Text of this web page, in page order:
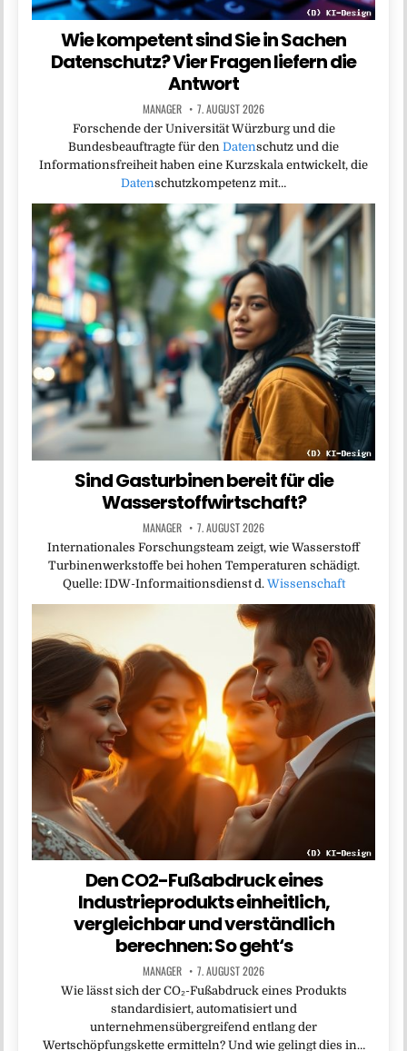
Wie kompetent sind Sie in Sachen
Datenschutz? Vier Fragen liefern die
Antwort
MANAGER 7. AUGUST 2026
Forschende der Universität Würzburg und die
Bundesbeauftragte für den Datenschutz und die
Informationsfreiheit haben eine Kurzskala entwickelt, die
Datenschutzkompetenz mit…
Sind Gasturbinen bereit für die
Wasserstoffwirtschaft?
MANAGER 7. AUGUST 2026
Internationales Forschungsteam zeigt, wie Wasserstoff
Turbinenwerkstoffe bei hohen Temperaturen schädigt.
Quelle: IDW-Informaitionsdienst d. Wissenschaft
Den CO2-Fußabdruck eines
Industrieprodukts einheitlich,
vergleichbar und verständlich
berechnen: So geht‘s
MANAGER 7. AUGUST 2026
Wie lässt sich der CO₂-Fußabdruck eines Produkts
standardisiert, automatisiert und
unternehmensübergreifend entlang der
Wertschöpfungskette ermitteln? Und wie gelingt dies in…